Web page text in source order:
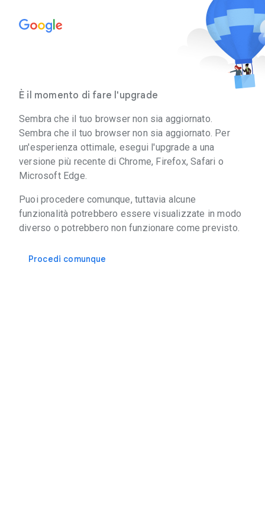
È il momento di fare l'upgrade
Sembra che il tuo browser non sia aggiornato.
Sembra che il tuo browser non sia aggiornato. Per
un'esperienza ottimale, esegui l'upgrade a una
versione più recente di Chrome, Firefox, Safari o
Microsoft Edge.
Puoi procedere comunque, tuttavia alcune
funzionalità potrebbero essere visualizzate in modo
diverso o potrebbero non funzionare come previsto.
Procedi comunque